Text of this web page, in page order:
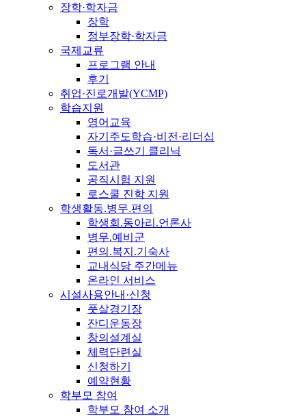
장학·학자금
장학
정부장학·학자금
국제교류
프로그램 안내
후기
취업·진로개발(YCMP)
학습지원
영어교육
자기주도학습·비전·리더십
독서·글쓰기 클리닉
도서관
공직시험 지원
로스쿨 진학 지원
학생활동.병무.편의
학생회.동아리.언론사
병무.예비군
편의.복지.기숙사
교내식당 주간메뉴
온라인 서비스
시설사용안내·신청
풋살경기장
잔디운동장
창의설계실
체력단련실
신청하기
예약현황
학부모 참여
학부모 참여 소개